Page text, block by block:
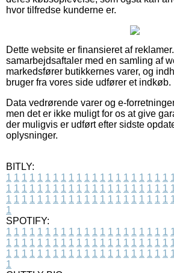
hvor tilfredse kunderne er.
Dette website er finansieret af
samarbejdsaftaler med en samling af
markedsfører butikkernes varer, og
bruger fra vores side udfører et indkøb.
Data vedrørende varer og e-
men det er ikke muligt for os at give
der muligvis er udført efter sidste
oplysninger.
BITLY:
1 1 1 1 1 1 1 1 1 1 1 1 1 1 1 1 1 1 1 1 1
1 1 1 1 1 1 1 1 1 1 1 1 1 1 1 1 1 1 1 1 1
1 1 1 1 1 1 1 1 1 1 1 1 1 1 1 1 1 1 1 1 1
1
SPOTIFY:
1 1 1 1 1 1 1 1 1 1 1 1 1 1 1 1 1 1 1 1 1
1 1 1 1 1 1 1 1 1 1 1 1 1 1 1 1 1 1 1 1 1
1 1 1 1 1 1 1 1 1 1 1 1 1 1 1 1 1 1 1 1 1
1